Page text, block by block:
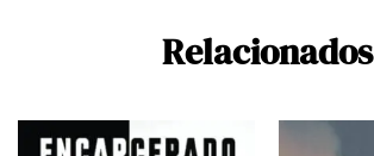
Relacionados